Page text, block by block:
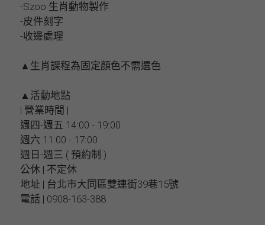
-Szoo 生肖動物製作
-皮件刻字
-收邊處理
▲生肖課程為固定顏色不需選色
▲活動地點
| 營業時間 |
週四-週五 14:00 - 19:00
週六 11:00 - 17:00
週日-週三 ( 預約制 )
公休 | 不定休
地址 | 台北市大同區雙連街39巷15號
電話 | 0908-163-388